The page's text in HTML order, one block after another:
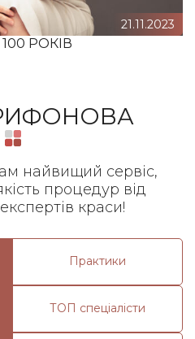
21.11.2023
РОКІВ
найвищий сервіс,
процедур від
краси!
Практики
ТОП спеціалісти